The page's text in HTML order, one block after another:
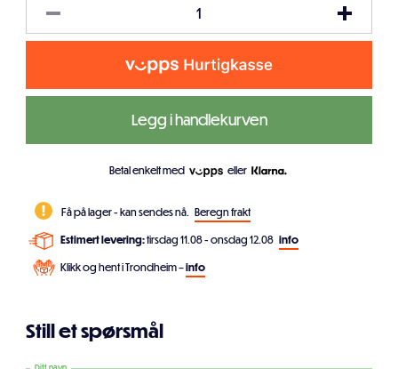
Legg i handlekurven
Betal enkelt med eller
Få på lager - kan sendes nå. Beregn frakt
Estimert levering:tirsdag 11.08 - onsdag 12.08 info
Klikk og hent i Trondheim –info
Still et spørsmål